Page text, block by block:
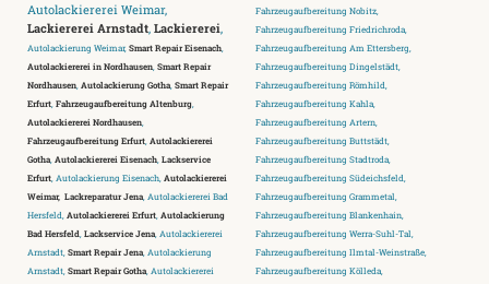
Autolackiererei Weimar,
Lackiererei Arnstadt, Lackiererei,
Autolackierung Weimar, Smart Repair Eisenach
Autolackiererei in Nordhausen Smart Repair
Nordhausen Autolackierung Gotha Smart Repair
Erfurt Fahrzeugaufbereitung Altenburg
Autolackiererei Nordhausen
Fahrzeugaufbereitung Erfurt Autolackiererei
Gotha Autolackiererei Eisenach Lackservice
Erfurt , Autolackierung Eisenach, Autolackiererei
Weimar, Lackreparatur Jena , Autolackiererei Bad
Hersfeld, Autolackiererei Erfurt Autolackierung
Bad Hersfeld Lackservice Jena , Autolackiererei
Arnstadt, Smart Repair Jena , Autolackierung
Arnstadt, Smart Repair Gotha , Autolackiererei
Fahrzeugaufbereitung Nobitz,
Fahrzeugaufbereitung Friedrichroda,
Fahrzeugaufbereitung Am Ettersberg,
Fahrzeugaufbereitung Dingelstädt,
Fahrzeugaufbereitung Römhild,
Fahrzeugaufbereitung Kahla,
Fahrzeugaufbereitung Artern,
Fahrzeugaufbereitung Buttstädt,
Fahrzeugaufbereitung Stadtroda,
Fahrzeugaufbereitung Südeichsfeld,
Fahrzeugaufbereitung Grammetal,
Fahrzeugaufbereitung Blankenhain,
Fahrzeugaufbereitung Werra-Suhl-Tal,
Fahrzeugaufbereitung Ilmtal-Weinstraße,
Fahrzeugaufbereitung Kölleda,